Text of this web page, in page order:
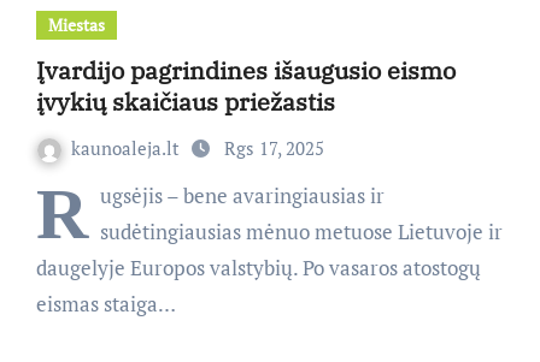
Miestas
Įvardijo pagrindines išaugusio eismo
įvykių skaičiaus priežastis
kaunoaleja.lt Rgs 17, 2025
R ugsėjis – bene avaringiausias ir
sudėtingiausias mėnuo metuose Lietuvoje ir
daugelyje Europos valstybių. Po vasaros atostogų
eismas staiga…